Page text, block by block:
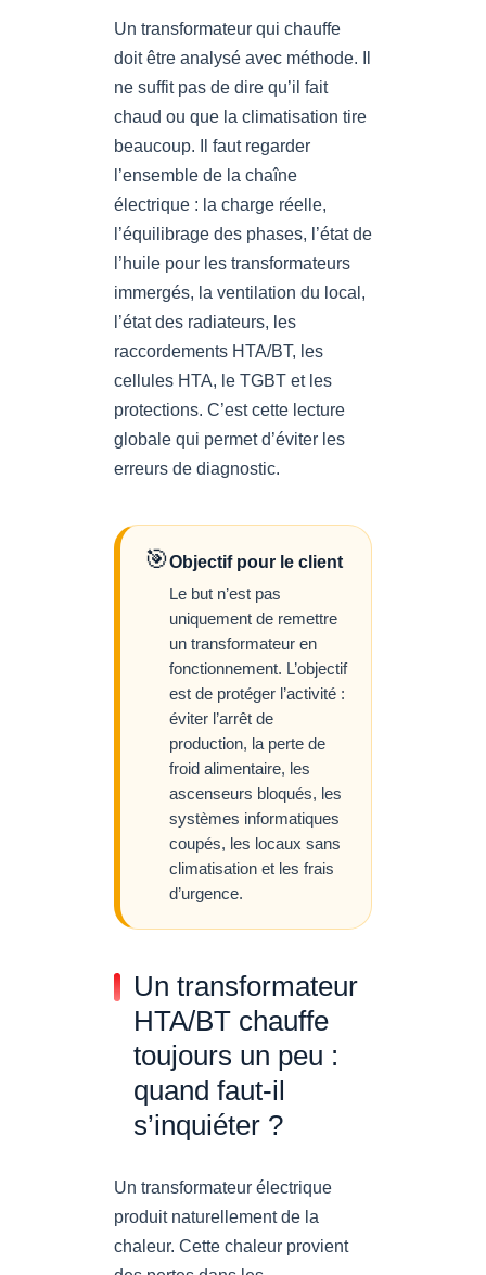
Un transformateur qui chauffe
doit être analysé avec méthode. Il
ne suffit pas de dire qu’il fait
chaud ou que la climatisation tire
beaucoup. Il faut regarder
l’ensemble de la chaîne
électrique : la charge réelle,
l’équilibrage des phases, l’état de
l’huile pour les transformateurs
immergés, la ventilation du local,
l’état des radiateurs, les
raccordements HTA/BT, les
cellules HTA, le TGBT et les
protections. C’est cette lecture
globale qui permet d’éviter les
erreurs de diagnostic.
🎯Objectif pour le client
Le but n’est pas
uniquement de remettre
un transformateur en
fonctionnement. L’objectif
est de protéger l’activité :
éviter l’arrêt de
production, la perte de
froid alimentaire, les
ascenseurs bloqués, les
systèmes informatiques
coupés, les locaux sans
climatisation et les frais
d’urgence.
Un transformateur
HTA/BT chauffe
toujours un peu :
quand faut-il
s’inquiéter ?
Un transformateur électrique
produit naturellement de la
chaleur. Cette chaleur provient